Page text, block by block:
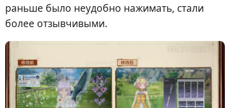
раньше было неудобно нажимать, стали
более отзывчивыми.